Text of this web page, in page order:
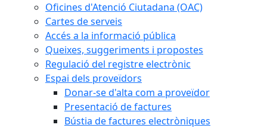
Oficines d'Atenció Ciutadana (OAC)
Cartes de serveis
Accés a la informació pública
Queixes, suggeriments i propostes
Regulació del registre electrònic
Espai dels proveïdors
Donar-se d'alta com a proveïdor
Presentació de factures
Bústia de factures electròniques